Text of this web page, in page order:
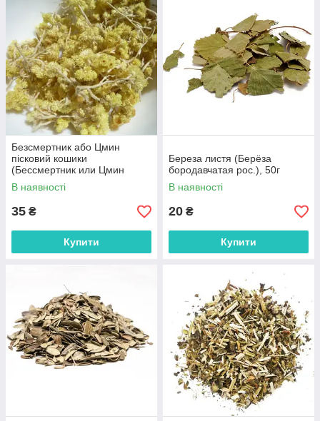
Безсмертник або Цмин
пісковий кошики
(Бессмертник или Цмин
песчаный трава рос.), 50г
В наявності
35 ₴
Купити
Береза листя (Берёза
бородавчатая рос.), 50г
В наявності
20 ₴
Купити